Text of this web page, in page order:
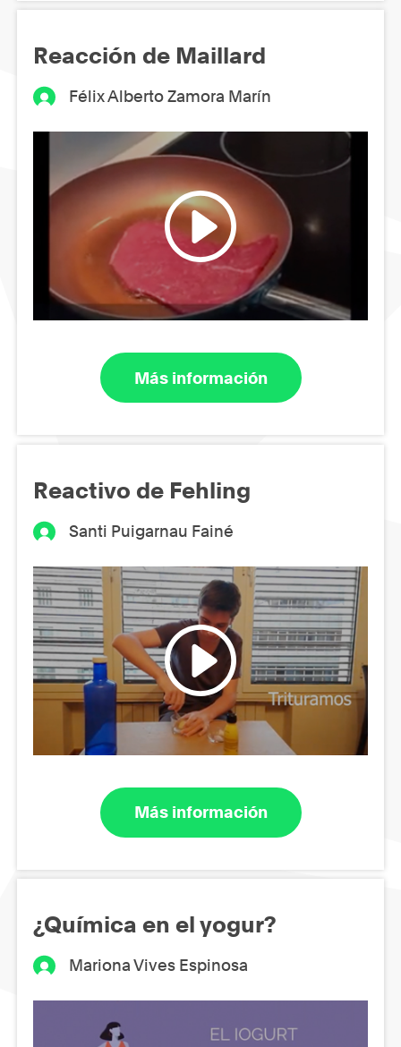
Reacción de Maillard
Félix Alberto Zamora Marín
Más información
Reactivo de Fehling
Santi Puigarnau Fainé
Más información
¿Química en el yogur?
Mariona Vives Espinosa